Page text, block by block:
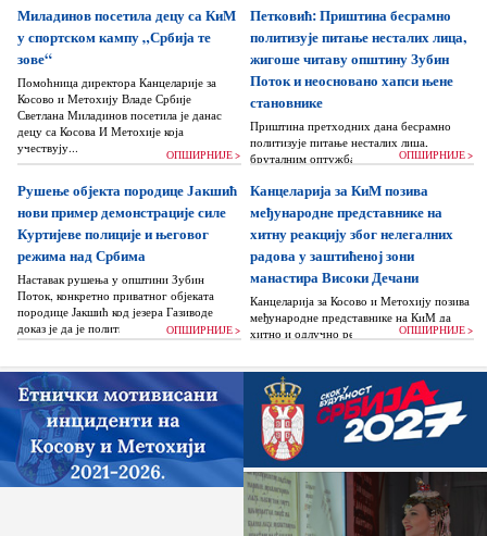
Миладинов посетила децу са КиМ
у спортском кампу „Србија те
зове“
Помоћница директора Канцеларије за
Косово и Метохију Владе Србије
Светлана Миладинов посетила је данас
децу са Косова И Метохије која
учествују...
ОПШИРНИЈЕ >
Петковић: Приштина бесрамно
политизује питање несталих лица,
жигоше читаву општину Зубин
Поток и неосновано хапси њене
становнике
Приштина претходних дана бесрамно
политизује питање несталих лица,
бруталним оптужбама на рачун Београда
жигоше...
ОПШИРНИЈЕ >
Рушење објекта породице Јакшић
нови пример демонстрације силе
Куртијеве полиције и његовог
режима над Србима
Наставак рушења у општини Зубин
Поток, конкретно приватног објеката
породице Јакшић код језера Газиводе
доказ је да је политика Аљбина Куртија...
ОПШИРНИЈЕ >
Канцеларија за КиМ позива
међународне представнике на
хитну реакцију због нелегалних
радова у заштићеној зони
манастира Високи Дечани
Канцеларија за Косово и Метохију позива
међународне представнике на КиМ да
хитно и одлучно реагују и да без
нелегалних грађевинских...
ОПШИРНИЈЕ >